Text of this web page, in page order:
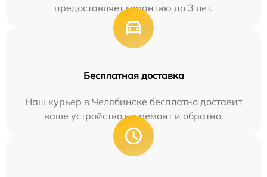
предоставляет гарантию до 3 лет.
Бесплатная доставка
Наш курьер в Челябинске бесплатно доставит
ваше устройство на ремонт и обратно.